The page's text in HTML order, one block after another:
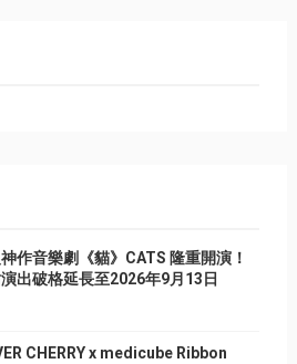
作音樂劇《貓》CATS 隆重開演！
出破格延長至2026年9月13日
CHERRY x medicube Ribbon